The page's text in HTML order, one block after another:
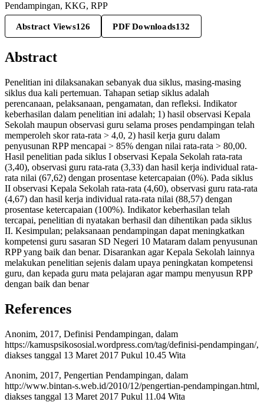
Pendampingan, KKG, RPP
Abstract Views126 PDF Downloads132
Abstract
Penelitian ini dilaksanakan sebanyak dua siklus, masing-masing
siklus dua kali pertemuan. Tahapan setiap siklus adalah
perencanaan, pelaksanaan, pengamatan, dan refleksi. Indikator
keberhasilan dalam penelitian ini adalah; 1) hasil observasi Kepala
Sekolah maupun observasi guru selama proses pendampingan telah
memperoleh skor rata-rata > 4,0, 2) hasil kerja guru dalam
penyusunan RPP mencapai > 85% dengan nilai rata-rata > 80,00.
Hasil penelitian pada siklus I observasi Kepala Sekolah rata-rata
(3,40), observasi guru rata-rata (3,33) dan hasil kerja individual rata-
rata nilai (67,62) dengan prosentase ketercapaian (0%). Pada siklus
II observasi Kepala Sekolah rata-rata (4,60), observasi guru rata-rata
(4,67) dan hasil kerja individual rata-rata nilai (88,57) dengan
prosentase ketercapaian (100%). Indikator keberhasilan telah
tercapai, penelitian di nyatakan berhasil dan dihentikan pada siklus
II. Kesimpulan; pelaksanaan pendampingan dapat meningkatkan
kompetensi guru sasaran SD Negeri 10 Mataram dalam penyusunan
RPP yang baik dan benar. Disarankan agar Kepala Sekolah lainnya
melakukan penelitian sejenis dalam upaya peningkatan kompetensi
guru, dan kepada guru mata pelajaran agar mampu menyusun RPP
dengan baik dan benar
References
Anonim, 2017, Definisi Pendampingan, dalam
https://kamuspsikososial.wordpress.com/tag/definisi-pendampingan/,
diakses tanggal 13 Maret 2017 Pukul 10.45 Wita
Anonim, 2017, Pengertian Pendampingan, dalam
http://www.bintan-s.web.id/2010/12/pengertian-pendampingan.html,
diakses tanggal 13 Maret 2017 Pukul 11.04 Wita